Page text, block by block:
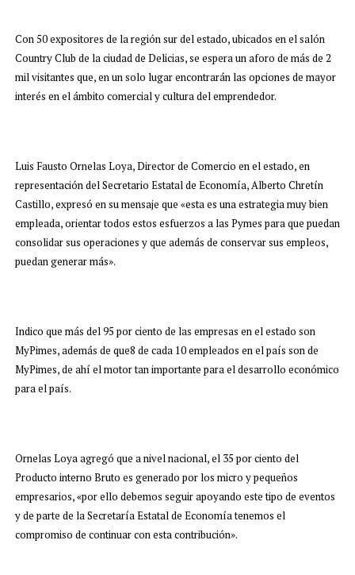
Con 50 expositores de la región sur del estado, ubicados en el salón
Country Club de la ciudad de Delicias, se espera un aforo de más de 2
mil visitantes que, en un solo lugar encontrarán las opciones de mayor
interés en el ámbito comercial y cultura del emprendedor.
Luis Fausto Ornelas Loya, Director de Comercio en el estado, en
representación del Secretario Estatal de Economía, Alberto Chretín
Castillo, expresó en su mensaje que «esta es una estrategia muy bien
empleada, orientar todos estos esfuerzos a las Pymes para que puedan
consolidar sus operaciones y que además de conservar sus empleos,
puedan generar más».
Indico que más del 95 por ciento de las empresas en el estado son
MyPimes, además de que8 de cada 10 empleados en el país son de
MyPimes, de ahí el motor tan importante para el desarrollo económico
para el país.
Ornelas Loya agregó que a nivel nacional, el 35 por ciento del
Producto interno Bruto es generado por los micro y pequeños
empresarios, «por ello debemos seguir apoyando este tipo de eventos
y de parte de la Secretaría Estatal de Economía tenemos el
compromiso de continuar con esta contribución».